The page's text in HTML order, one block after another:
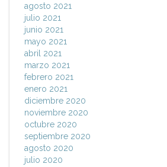
agosto 2021
julio 2021
junio 2021
mayo 2021
abril 2021
marzo 2021
febrero 2021
enero 2021
diciembre 2020
noviembre 2020
octubre 2020
septiembre 2020
agosto 2020
julio 2020